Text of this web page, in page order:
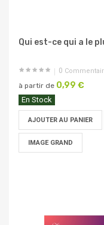
Qui est-ce qui a le
0
à partir de 0,99 €
En Stock
AJOUTER AU PANIER
IMAGE GRAND